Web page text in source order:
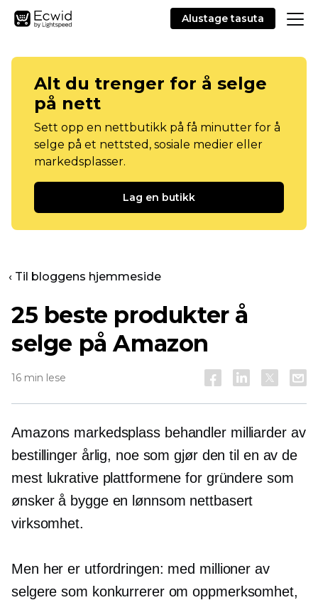
Alustage tasuta
Alt du trenger for å selge
på nett
Sett opp en nettbutikk på få minutter for å
selge på et nettsted, sosiale medier eller
markedsplasser.
Lag en butikk
‹ Til bloggens hjemmeside
25 beste produkter å
selge på Amazon
16 min lese
Amazons markedsplass behandler milliarder av
bestillinger årlig, noe som gjør den til en av de
mest lukrative plattformene for gründere som
ønsker å bygge en lønnsom nettbasert
virksomhet.
Men her er utfordringen: med millioner av
selgere som konkurrerer om oppmerksomhet,